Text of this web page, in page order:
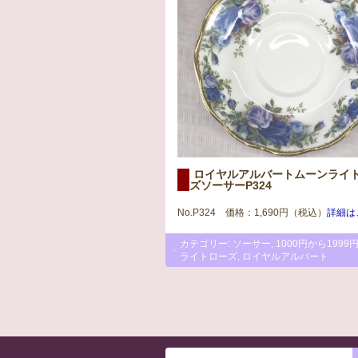
ロイヤルアルバートムーンライ
ズソーサーP324
No.P324 価格：1,690円（税込） 詳細は
カテゴリー: ソーサー
1000円から1999円
ライトローズ
ロイヤルアルバート